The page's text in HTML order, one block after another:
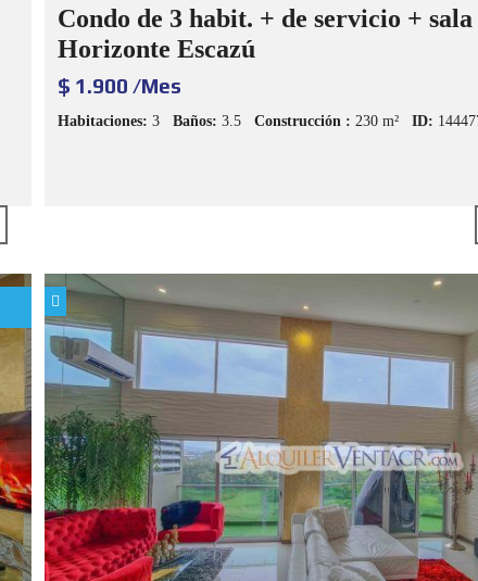
Condo de 3 habit. + de servicio +
Horizonte Escazú
$ 1.900 /Mes
Habitaciones: 3 Baños: 3.5 Construcción : 230 m² ID: